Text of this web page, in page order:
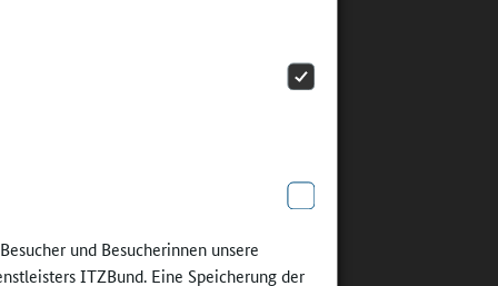
und Besucherinnen unsere
ITZBund. Eine Speicherung der
uns